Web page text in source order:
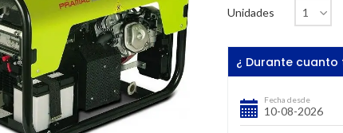
Unidades
¿ Durante
Fecha desde